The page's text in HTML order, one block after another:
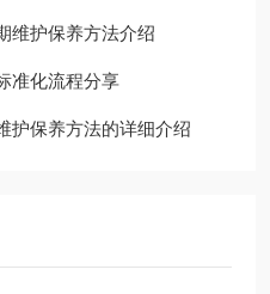
维护保养方法介绍
准化流程分享
护保养方法的详细介绍